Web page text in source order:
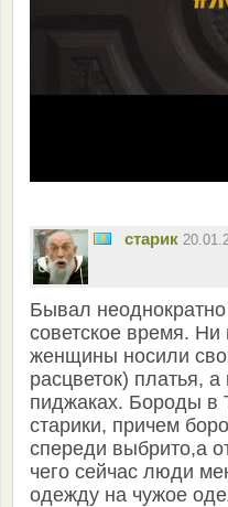
старик
Бывал
советское время.
женщины носили
расцветок) платья,
пиджаках. Бороды в
старики, причем
спереди выбрито,а
чего сейчас люди
одежду на чужое